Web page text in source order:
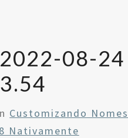
2022-08-24
Customizando
Nativamente